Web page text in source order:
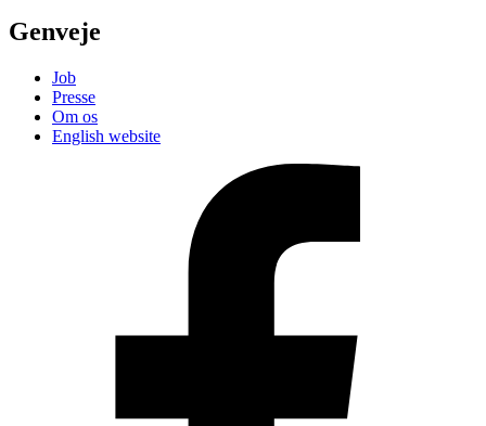
Genveje
Job
Presse
Om os
English website